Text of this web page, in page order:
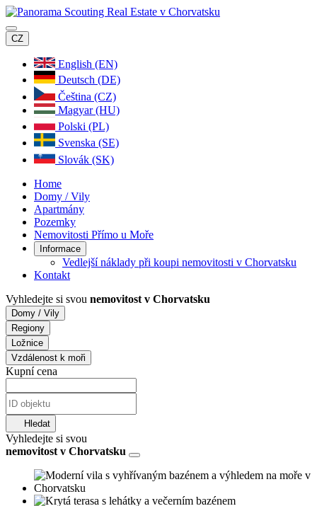
CZ
English (EN)
Deutsch (DE)
Čeština (CZ)
Magyar (HU)
Polski (PL)
Svenska (SE)
Slovák (SK)
Home
Domy / Vily
Apartmány
Pozemky
Nemovitosti Přímo u Moře
Informace
Vedlejší náklady při koupi nemovitosti v Chorvatsku
Kontakt
Vyhledejte si svou nemovitost v Chorvatsku
Domy / Vily
Regiony
Ložnice
Vzdálenost k moři
Kupní cena
Hledat
Vyhledejte si svou
nemovitost v Chorvatsku